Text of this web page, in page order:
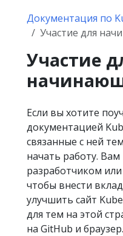
Документация по
Участие для
Участие
Если вы хотите
документацией
связанные с ней
начать работу.
разработчиком
чтобы внести
улучшить сайт
для тем на этой
на GitHub и браузер.